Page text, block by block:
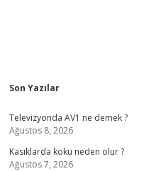
Sidebar
Son Yazılar
Televizyonda AV1 ne demek ?
Ağustos 8, 2026
Kasıklarda koku neden olur ?
Ağustos 7, 2026